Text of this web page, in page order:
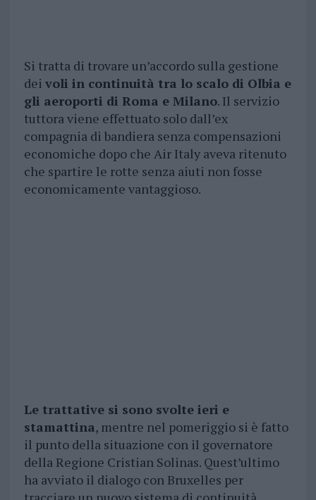
Si tratta di trovare un’accordo sulla gestione
dei voli in continuità tra lo scalo di Olbia e
gli aeroporti di Roma e Milano. Il servizio
tuttora viene effettuato solo dall’ex
compagnia di bandiera senza compensazioni
economiche dopo che Air Italy aveva ritenuto
che spartire le rotte senza aiuti non fosse
economicamente vantaggioso.
Le trattative si sono svolte ieri e
stamattina, mentre nel pomeriggio si è fatto
il punto della situazione con il governatore
della Regione Cristian Solinas. Quest’ultimo
ha avviato il dialogo con Bruxelles per